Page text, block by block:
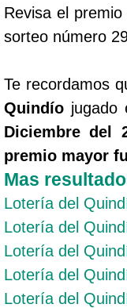
Revisa el
sorteo número
Te recordamos
Quindío jugado
Diciembre del
premio mayor
Mas
Lotería del
Lotería del
Lotería del
Lotería del
Lotería del